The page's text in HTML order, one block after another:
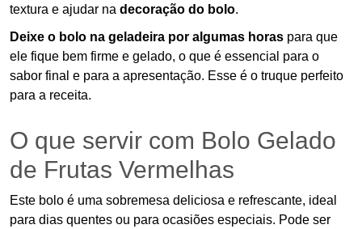
textura e ajudar na decoração do bolo.
Deixe o bolo na geladeira por algumas horas para que
ele fique bem firme e gelado, o que é essencial para o
sabor final e para a apresentação. Esse é o truque perfeito
para a receita.
O que servir com Bolo Gelado
de Frutas Vermelhas
Este bolo é uma sobremesa deliciosa e refrescante, ideal
para dias quentes ou para ocasiões especiais. Pode ser